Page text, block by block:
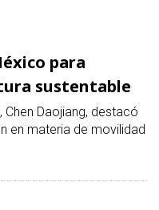
para
sustentable
Chen Daojiang, destacó
en materia de movilidad